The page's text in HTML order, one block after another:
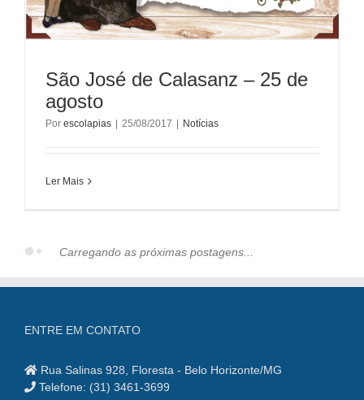
São José de Calasanz – 25 de
agosto
Por escolapias | 25/08/2017 | Notícias
Ler Mais
Carregando as próximas postagens...
ENTRE EM CONTATO
Rua Salinas 928, Floresta - Belo Horizonte/MG
Telefone: (31) 3461-3699